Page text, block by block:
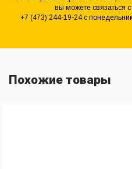
вы можете связаться
+7 (473) 244-19-24 с
Похожие товары